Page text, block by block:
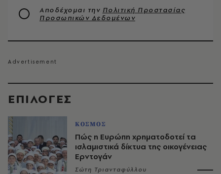
EΠΙΛΟΓΈΣ
ΚΟΣΜΟΣ
Πώς η Ευρώπη χρηματοδοτεί τα
ισλαμιστικά δίκτυα της οικογένειας
Ερντογάν
Σώτη Τριανταφύλλου
Αποδέχομαι την Πολιτική Προστασίας
Προσωπικών Δεδομένων